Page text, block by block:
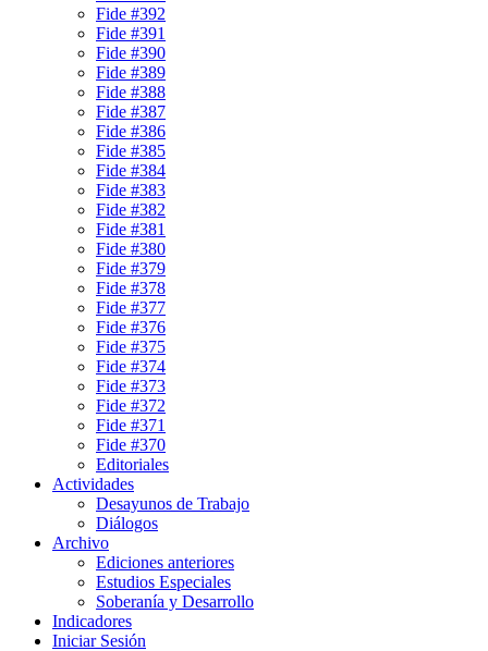
Fide #392
Fide #391
Fide #390
Fide #389
Fide #388
Fide #387
Fide #386
Fide #385
Fide #384
Fide #383
Fide #382
Fide #381
Fide #380
Fide #379
Fide #378
Fide #377
Fide #376
Fide #375
Fide #374
Fide #373
Fide #372
Fide #371
Fide #370
Editoriales
Actividades
Desayunos de Trabajo
Diálogos
Archivo
Ediciones anteriores
Estudios Especiales
Soberanía y Desarrollo
Indicadores
Iniciar Sesión